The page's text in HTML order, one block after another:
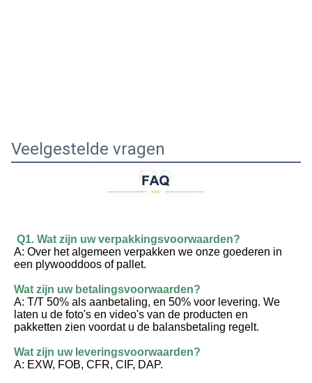
Veelgestelde vragen
Q1. Wat zijn uw verpakkingsvoorwaarden?
A: Over het algemeen verpakken we onze goederen in
een plywooddoos of pallet.
Wat zijn uw betalingsvoorwaarden?
A: T/T 50% als aanbetaling, en 50% voor levering. We
laten u de foto's en video's van de producten en
pakketten zien voordat u de balansbetaling regelt.
Wat zijn uw leveringsvoorwaarden?
A: EXW, FOB, CFR, CIF, DAP.